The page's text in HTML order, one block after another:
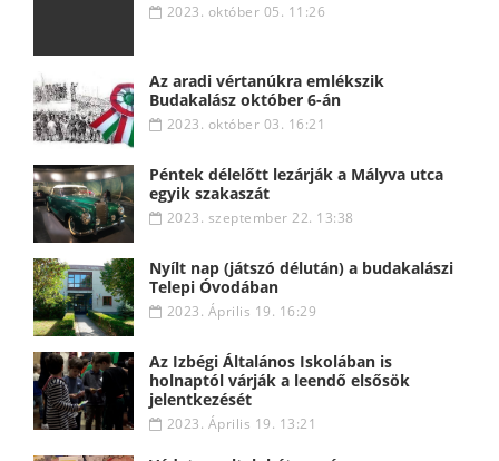
2023. október 05. 11:26
Az aradi vértanúkra emlékszik
Budakalász október 6-án
2023. október 03. 16:21
Péntek délelőtt lezárják a Mályva utca
egyik szakaszát
2023. szeptember 22. 13:38
Nyílt nap (játszó délután) a budakalászi
Telepi Óvodában
2023. Április 19. 16:29
Az Izbégi Általános Iskolában is
holnaptól várják a leendő elsősök
jelentkezését
2023. Április 19. 13:21